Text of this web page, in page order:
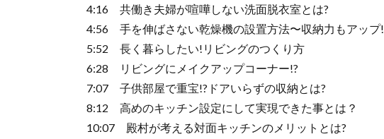
4:16 共働き夫婦が喧嘩しない洗面脱衣室とは?
4:56 手を伸ばさない乾燥機の設置方法〜収納力もアップ!
5:52 長く暮らしたい!リビングのつくり方
6:28 リビングにメイクアップコーナー!?
7:07 子供部屋で重宝!?ドアいらずの収納とは?
8:12 高めのキッチン設定にして実現できた事とは？
10:07 殿村が考える対面キッチンのメリットとは?